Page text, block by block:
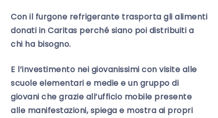
Con il furgone refrigerante trasporta gli alimenti
donati in Caritas perché siano poi distribuiti a
chi ha bisogno.
E l’investimento nei giovanissimi con visite alle
scuole elementari e medie e un gruppo di
giovani che grazie all’ufficio mobile presente
alle manifestazioni, spiega e mostra ai propri